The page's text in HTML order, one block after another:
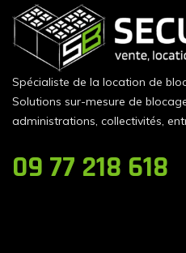
Spécialiste de la location de
Solutions sur-mesure de
administrations, collectivités,
09 77 218 618